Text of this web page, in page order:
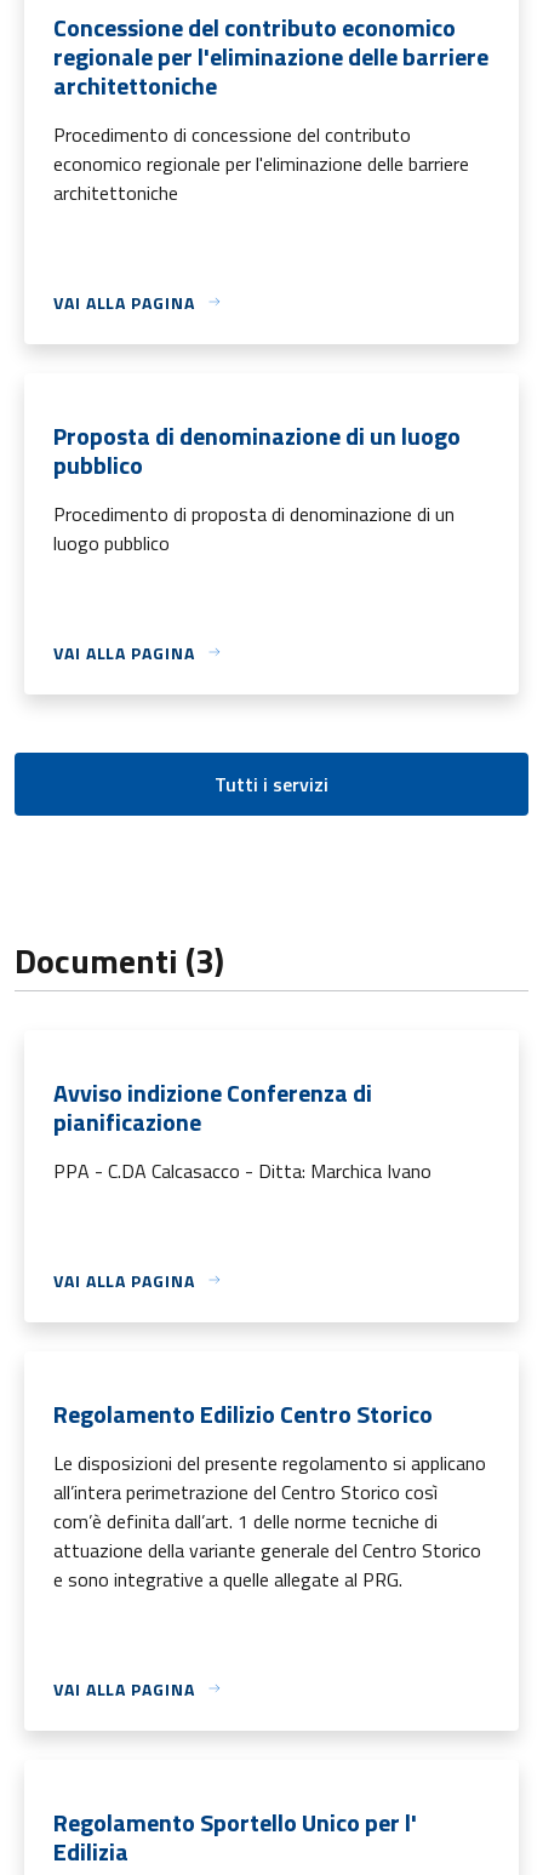
Concessione del contributo economico
regionale per l'eliminazione delle barriere
architettoniche
Procedimento di concessione del contributo
economico regionale per l'eliminazione delle barriere
architettoniche
VAI ALLA PAGINA
Proposta di denominazione di un luogo
pubblico
Procedimento di proposta di denominazione di un
luogo pubblico
VAI ALLA PAGINA
Tutti i servizi
Documenti (3)
Avviso indizione Conferenza di
pianificazione
PPA - C.DA Calcasacco - Ditta: Marchica Ivano
VAI ALLA PAGINA
Regolamento Edilizio Centro Storico
Le disposizioni del presente regolamento si applicano
all’intera perimetrazione del Centro Storico così
com’è definita dall’art. 1 delle norme tecniche di
attuazione della variante generale del Centro Storico
e sono integrative a quelle allegate al PRG.
VAI ALLA PAGINA
Regolamento Sportello Unico per l'
Edilizia